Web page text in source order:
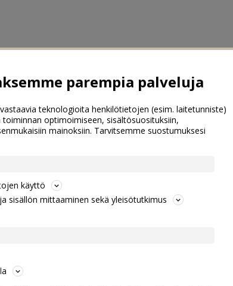
parempia palveluja
teknologioita henkilötietojen (esim. laitetunniste)
optimoimiseen, sisältösuosituksiin,
mainoksiin. Tarvitsemme suostumuksesi
käyttö
sisällön mittaaminen sekä yleisötutkimus